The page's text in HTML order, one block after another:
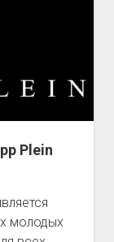
Plein
молодых